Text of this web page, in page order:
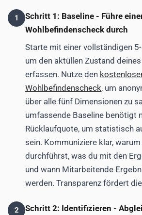
1
Schritt 1: Baseline - Führe
Wohlbefindenscheck durch
Starte mit einer vollständigen
um den aktüllen Zustand
erfassen. Nutze den
Wohlbefindenscheck, um
über alle fünf Dimensionen zu
umfassende Baseline benötigt
Rücklaufquote, um statistisch
sein. Kommuniziere klar,
durchführst, was du mit den
und wann Mitarbeitende
werden. Transparenz fördert
2
Schritt 2: Identifizieren -